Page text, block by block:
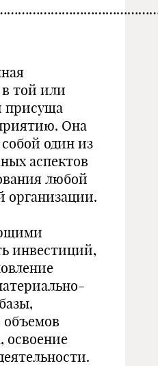
в той или
присуща
Она
один из
аспектов
любой
организации.
инвестиций,
освоение